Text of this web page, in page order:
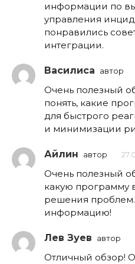
информации по
управления
понравились
интеграции.
Василиса автор
Очень полезный
понять, какие
для быстрого
и минимизации
Айлин автор
Очень полезный
какую программу
решения
информацию!
Лев Зуев автор
Отличный обзор!